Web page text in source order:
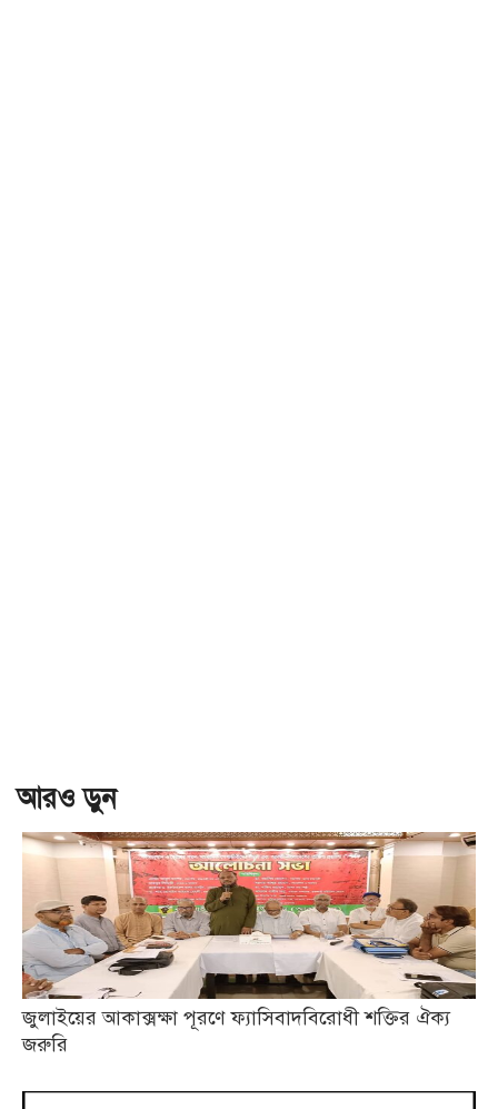
আরও ড়ুন
জুলাইয়ের আকাক্সক্ষা পূরণে ফ্যাসিবাদবিরোধী শক্তির ঐক্য
জরুরি